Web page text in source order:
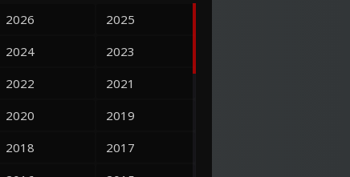
2026
2025
2024
2023
2022
2021
2020
2019
2018
2017